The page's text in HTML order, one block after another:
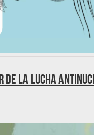
de la lucha